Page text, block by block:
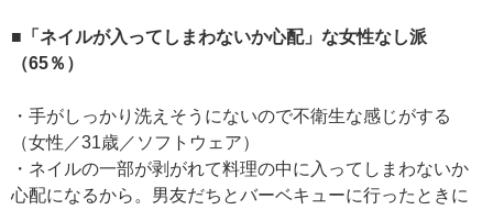
■「ネイルが入ってしまわないか心配」な女性なし派
（65％）
・手がしっかり洗えそうにないので不衛生な感じがする
（女性／31歳／ソフトウェア）
・ネイルの一部が剥がれて料理の中に入ってしまわないか
心配になるから。男友だちとバーベキューに行ったときに